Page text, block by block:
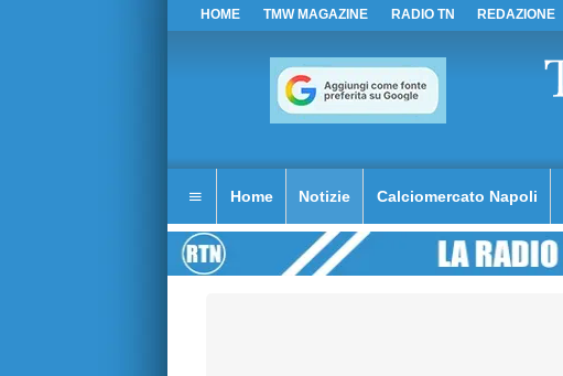
HOME TMW MAGAZINE RADIO TN REDAZIONE
Home Notizie Calciomercato Napoli